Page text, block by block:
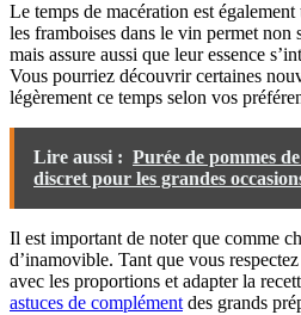
Le temps de macération est
les framboises dans le vin permet non
mais assure aussi que leur essence
Vous pourriez découvrir certaines
légèrement ce temps selon vos
Lire aussi : Purée de pommes
discret pour les grandes
Il est important de noter que comme
d’inamovible. Tant que vous
avec les proportions et adapter la
astuces de complément des grands